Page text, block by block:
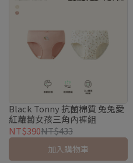
Black Tonny 抗菌棉質 兔兔愛
紅蘿蔔女孩三角內褲組
NT$390NT$433
加入購物車